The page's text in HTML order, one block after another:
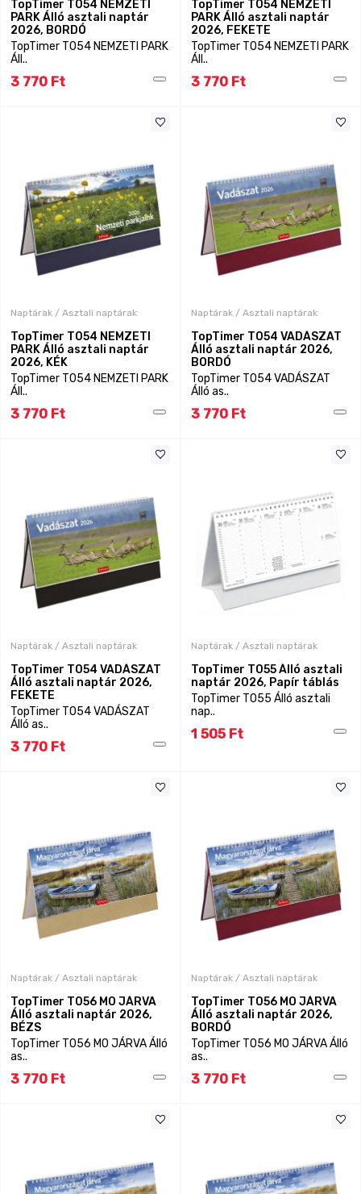
TopTimer T054 NEMZETI
PARK Álló asztali naptár
2026, BORDÓ
TopTimer T054 NEMZETI PARK
Áll..
3 770 Ft
TopTimer T054 NEMZETI
PARK Álló asztali naptár
2026, FEKETE
TopTimer T054 NEMZETI PARK
Áll..
3 770 Ft
Naptárak / Asztali naptárak
TopTimer T054 NEMZETI
PARK Álló asztali naptár
2026, KÉK
TopTimer T054 NEMZETI PARK
Áll..
3 770 Ft
Naptárak / Asztali naptárak
TopTimer T054 VADÁSZAT
Álló asztali naptár 2026,
BORDÓ
TopTimer T054 VADÁSZAT
Álló as..
3 770 Ft
Naptárak / Asztali naptárak
TopTimer T054 VADÁSZAT
Álló asztali naptár 2026,
FEKETE
TopTimer T054 VADÁSZAT
Álló as..
3 770 Ft
Naptárak / Asztali naptárak
TopTimer T055 Álló asztali
naptár 2026, Papír táblás
TopTimer T055 Álló asztali
nap..
1 505 Ft
Naptárak / Asztali naptárak
TopTimer T056 MO JÁRVA
Álló asztali naptár 2026,
BÉZS
TopTimer T056 MO JÁRVA Álló
as..
3 770 Ft
Naptárak / Asztali naptárak
TopTimer T056 MO JÁRVA
Álló asztali naptár 2026,
BORDÓ
TopTimer T056 MO JÁRVA Álló
as..
3 770 Ft